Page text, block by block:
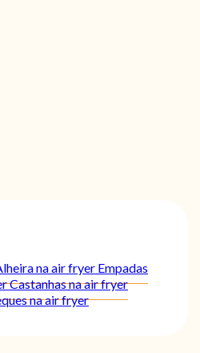
na air fryer Empadas
Castanhas na air fryer
na air fryer